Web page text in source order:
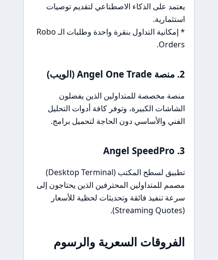
يعتمد على الذكاء الاصطناعي لتقديم توصيات
استثمارية.
* إمكانية التداول بنقرة واحدة وطلبات الـ Robo
Orders.
2. منصة Angel One Trade (الويب)
منصة مخصصة للمتداولين الذين يفضلون
الشاشات الكبيرة، وتوفر كافة أدوات التحليل
الفني والأساسي دون الحاجة لتحميل برامج.
3. Angel SpeedPro
تطبيق لسطح المكتب (Desktop Terminal)
مصمم للمتداولين المحترفين الذين يحتاجون إلى
سرعة تنفيذ فائقة وتحديثات لحظية للأسعار
(Streaming Quotes).
الفروقات السعرية والرسوم